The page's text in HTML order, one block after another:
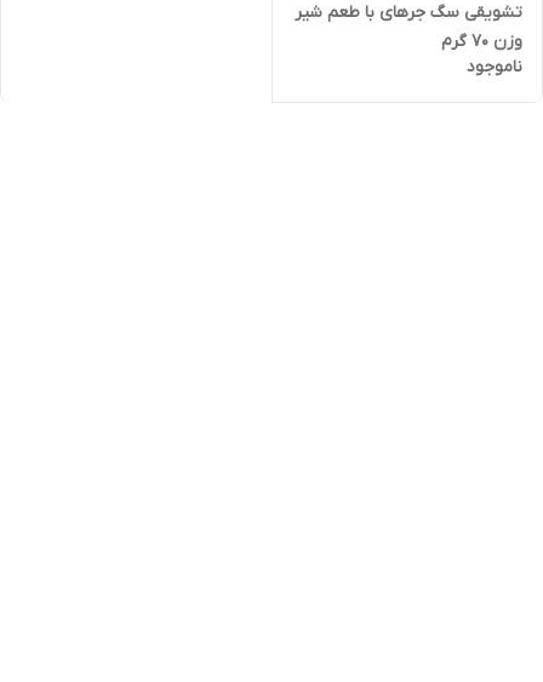
تشویقی سگ جرهای با طعم شیر
وزن 70 گرم
ناموجود